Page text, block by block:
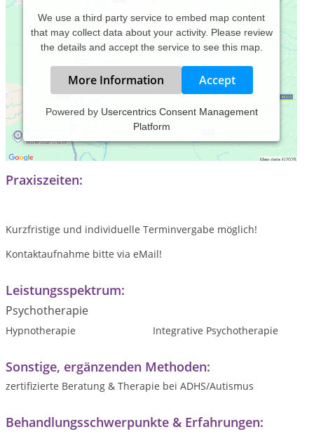
We use a third party service to embed map content
that may collect data about your activity. Please review
the details and accept the service to see this map.
More Information Accept
Powered by Usercentrics Consent Management
Platform
Psychotherapie nach dem Heilpraktikergesetz für Frauen mit
Schwerpunkt ADHS, Autismus und Lebensübergänge
Praxiszeiten:
Kurzfristige und individuelle Terminvergabe möglich!
Kontaktaufnahme bitte via eMail!
Leistungsspektrum:
Psychotherapie
Hypnotherapie Integrative Psychotherapie
Sonstige, ergänzenden Methoden:
zertifizierte Beratung & Therapie bei ADHS/Autismus
Behandlungsschwerpunkte & Erfahrungen: